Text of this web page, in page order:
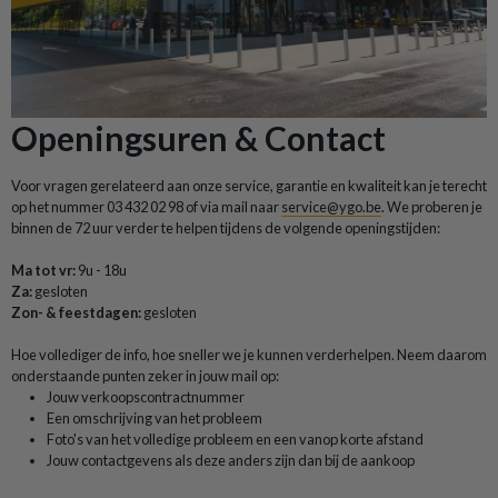
Openingsuren & Contact
Voor vragen gerelateerd aan onze service, garantie en kwaliteit kan je terecht
op het nummer 03 432 02 98 of via mail naarservice@ygo.be.We proberen je
binnen de 72 uur verderte helpen tijdens de volgende openingstijden:
Ma tot vr:9u - 18u
Za:gesloten
Zon- & feestdagen:gesloten
Hoe vollediger de info, hoe sneller we je kunnen verderhelpen. Neem daarom
onderstaande punten zeker in jouw mail op:
Jouw verkoopscontractnummer
Een omschrijving van het probleem
Foto's van het volledige probleem en een vanop korte afstand
Jouw contactgevens als deze anders zijn dan bij de aankoop